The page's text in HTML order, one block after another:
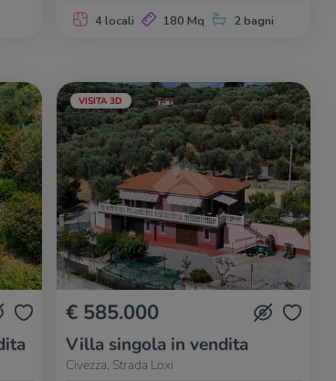
4 locali 180 Mq 2 bagni
VISITA 3D
€ 585.000
Villa singola in vendita
Civezza, Strada Loxi